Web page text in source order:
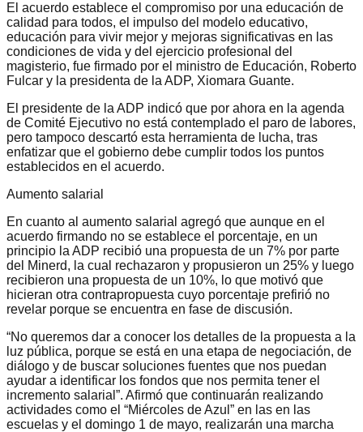
El acuerdo establece el compromiso por una educación de
calidad para todos, el impulso del modelo educativo,
educación para vivir mejor y mejoras significativas en las
condiciones de vida y del ejercicio profesional del
magisterio, fue firmado por el ministro de Educación, Roberto
Fulcar y la presidenta de la ADP, Xiomara Guante.
El presidente de la ADP indicó que por ahora en la agenda
de Comité Ejecutivo no está contemplado el paro de labores,
pero tampoco descartó esta herramienta de lucha, tras
enfatizar que el gobierno debe cumplir todos los puntos
establecidos en el acuerdo.
Aumento salarial
En cuanto al aumento salarial agregó que aunque en el
acuerdo firmando no se establece el porcentaje, en un
principio la ADP recibió una propuesta de un 7% por parte
del Minerd, la cual rechazaron y propusieron un 25% y luego
recibieron una propuesta de un 10%, lo que motivó que
hicieran otra contrapropuesta cuyo porcentaje prefirió no
revelar porque se encuentra en fase de discusión.
“No queremos dar a conocer los detalles de la propuesta a la
luz pública, porque se está en una etapa de negociación, de
diálogo y de buscar soluciones fuentes que nos puedan
ayudar a identificar los fondos que nos permita tener el
incremento salarial”. Afirmó que continuarán realizando
actividades como el “Miércoles de Azul” en las en las
escuelas y el domingo 1 de mayo, realizarán una marcha